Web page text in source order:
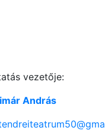
vezetője:
András